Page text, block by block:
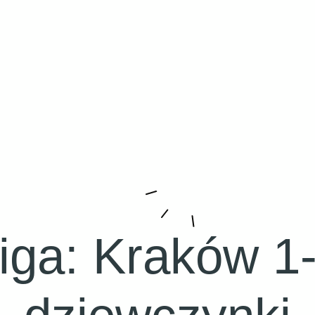
Kraków